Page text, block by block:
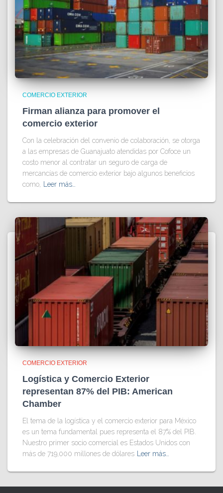
COMERCIO EXTERIOR
Firman alianza para promover el
comercio exterior
Con la celebración del convenio de colaboración, se otorga
a las empresas de Guanajuato atendidas por Cofoce un
costo menor al contratar un seguro de carga de
mercancías de comercio exterior bajo algunos beneficios
como, Leer más…
COMERCIO EXTERIOR
Logística y Comercio Exterior
representan 87% del PIB: American
Chamber
El tema de la logística y el comercio exterior para México
es un tema fundamental pues representa el 87% del PIB.
Nuestro primer socio comercial es Estados Unidos con
más de 719,000 millones de dólares
Leer más…